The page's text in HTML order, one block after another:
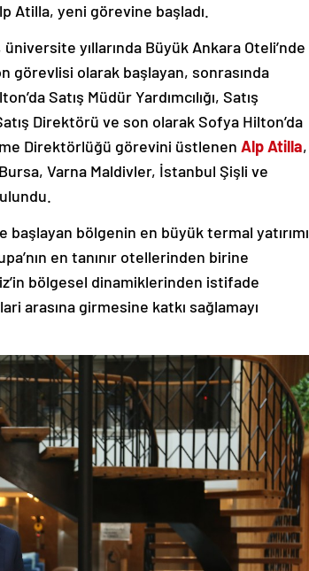
Atilla, yeni görevine başladı.
yıllarında Büyük Ankara Oteli’nde
görevlisi olarak başlayan, sonrasında
Satış Müdür Yardımcılığı, Satış
Direktörü ve son olarak Sofya Hilton’da
Direktörlüğü görevini üstlenen Alp Atilla,
Varna Maldivler, İstanbul Şişli ve
başlayan bölgenin en büyük termal yatırımı
en tanınır otellerinden birine
bölgesel dinamiklerinden istifade
arasına girmesine katkı sağlamayı